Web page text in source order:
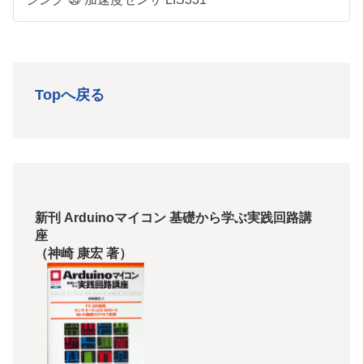
Topへ戻る
新刊 Arduinoマイコン 基礎から学ぶ実践回路講
座
（神崎 康宏 著）